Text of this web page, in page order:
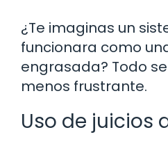
¿Te imaginas un
funcionara como
engrasada? Todo
menos frustrante.
Uso de juicios